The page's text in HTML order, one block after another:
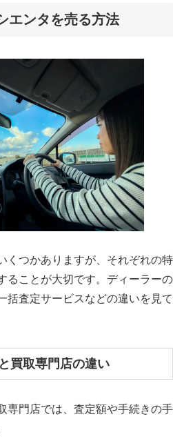
エンタを売る方法
くつかありますが、それぞれの特
ることが大切です。ディーラーの
括査定サービスなどの違いを見て
買取専門店の違い
専門店では、査定額や手続きの手